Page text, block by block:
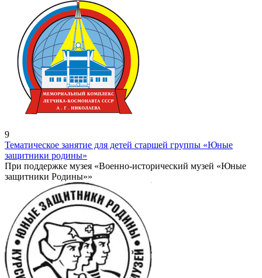
9
Тематическое занятие для детей старшей группы «Юные
защитники родины»
При поддержке музея «Военно-исторический музей «Юные
защитники Родины»»